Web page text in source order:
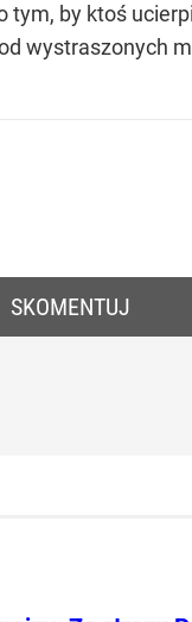
tym, by ktoś
wystraszonych
SKOMENTUJ